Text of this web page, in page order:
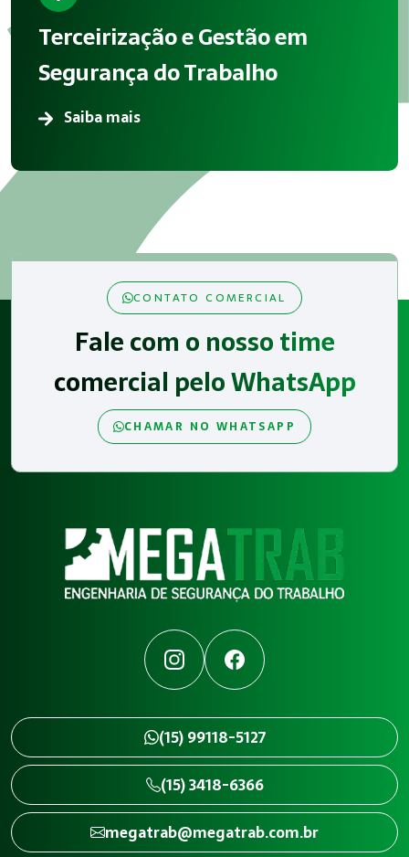
Terceirização e Gestão em
Segurança do Trabalho
Saiba mais
CONTATO COMERCIAL
Fale com o nosso time
comercial pelo WhatsApp
CHAMAR NO WHATSAPP
InstagramFacebook
(15) 99118-5127
(15) 3418-6366
megatrab@megatrab.com.br